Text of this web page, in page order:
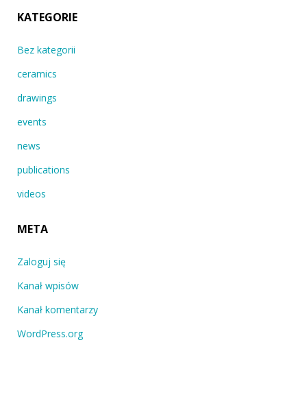
KATEGORIE
Bez kategorii
ceramics
drawings
events
news
publications
videos
META
Zaloguj się
Kanał wpisów
Kanał komentarzy
WordPress.org